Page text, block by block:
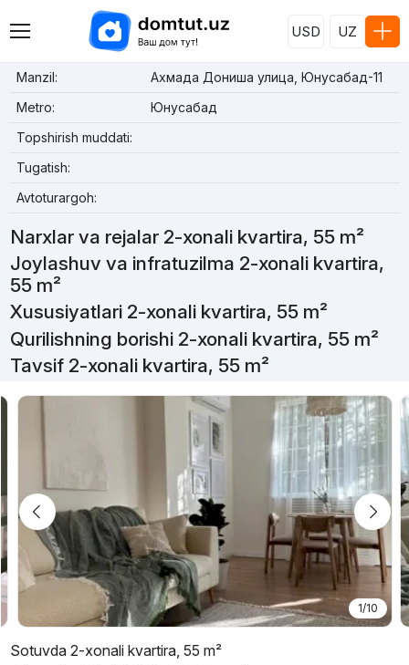
USD UZ
Manzil:
Ахмада Дониша улица, Юнусабад-11
Metro:
Юнусабад
Topshirish muddati:
Tugatish:
Avtoturargoh:
Narxlar va rejalar 2-xonali kvartira, 55 m²
Joylashuv va infratuzilma 2-xonali kvartira,
55 m²
Xususiyatlari 2-xonali kvartira, 55 m²
Qurilishning borishi 2-xonali kvartira, 55 m²
Tavsif 2-xonali kvartira, 55 m²
1/10
Sotuvda 2-xonali kvartira, 55 m²